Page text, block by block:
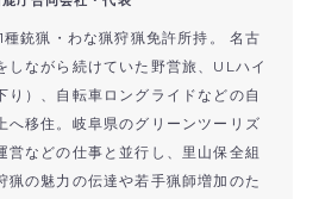
銃猟・わな猟狩猟免許所持。 名古
しながら続けていた野営旅、ULハイ
り）、自転車ロングライドなどの自
へ移住。岐阜県のグリーンツーリズ
営などの仕事と並行し、里山保全組
猟の魅力の伝達や若手猟師増加のた